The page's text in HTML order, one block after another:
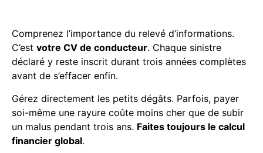
Comprenez l’importance du relevé d’informations.
C’est votre CV de conducteur. Chaque sinistre
déclaré y reste inscrit durant trois années complètes
avant de s’effacer enfin.
Gérez directement les petits dégâts. Parfois, payer
soi-même une rayure coûte moins cher que de subir
un malus pendant trois ans. Faites toujours le calcul
financier global.